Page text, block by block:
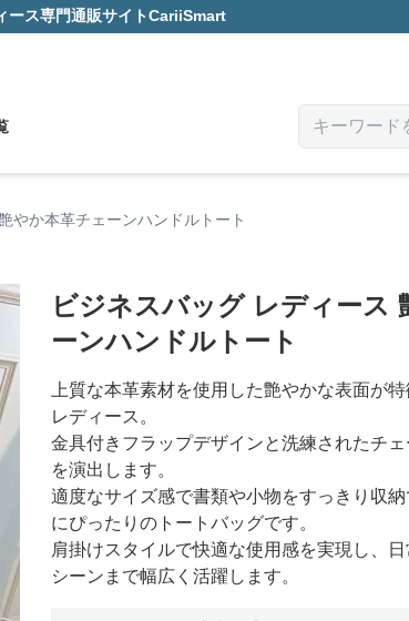
ース専門通販サイトCariiSmart
やか本革チェーンハンドルトート
ビジネスバッグ レディース
ーンハンドルトート
上質な本革素材を使用した艶やかな表面が
レディース。
金具付きフラップデザインと洗練されたチ
を演出します。
適度なサイズ感で書類や小物をすっきり収
にぴったりのトートバッグです。
肩掛けスタイルで快適な使用感を実現し、
シーンまで幅広く活躍します。